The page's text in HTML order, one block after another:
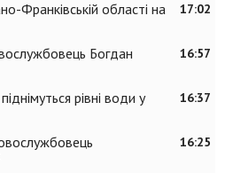
17:02
Франківській області на
16:57
Богдан
16:37
рівні води у
16:25